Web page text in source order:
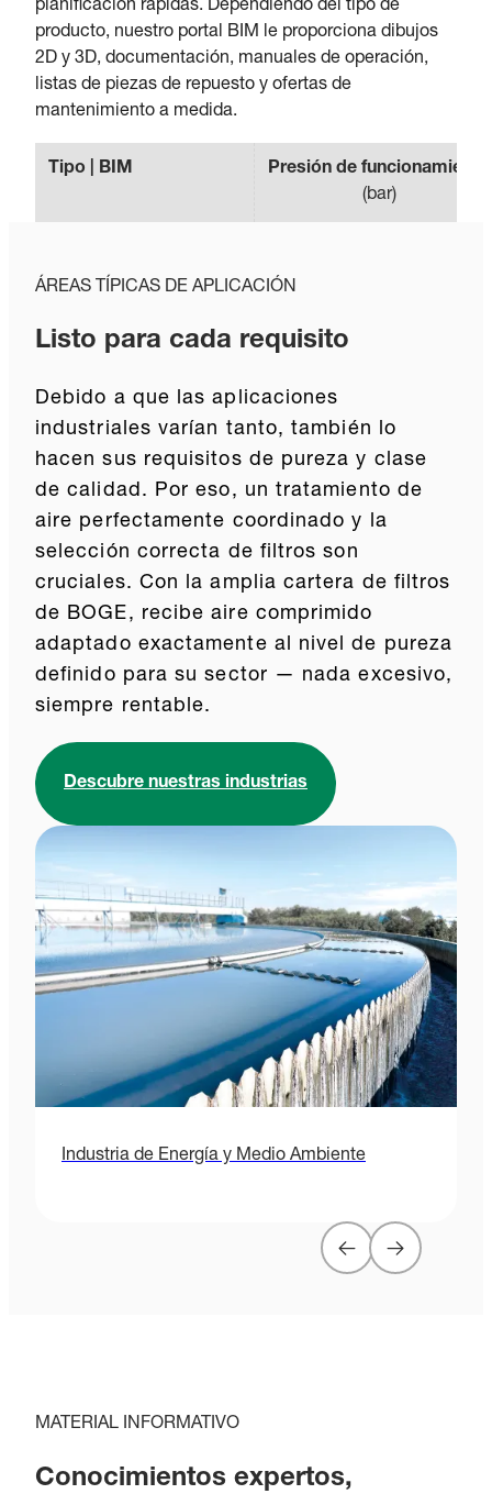
planificación rápidas. Dependiendo del tipo de
producto, nuestro portal BIM le proporciona dibujos
2D y 3D, documentación, manuales de operación,
listas de piezas de repuesto y ofertas de
mantenimiento a medida.
Tipo | BIM
Presión de funcionamiento
(bar)
ÁREAS TÍPICAS DE APLICACIÓN
Listo para cada requisito
Debido a que las aplicaciones
industriales varían tanto, también lo
hacen sus requisitos de pureza y clase
de calidad. Por eso, un tratamiento de
aire perfectamente coordinado y la
selección correcta de filtros son
cruciales. Con la amplia cartera de filtros
de BOGE, recibe aire comprimido
adaptado exactamente al nivel de pureza
definido para su sector — nada excesivo,
siempre rentable.
Descubre nuestras industrias
Industria de Energía y Medio Ambiente
MATERIAL INFORMATIVO
Conocimientos expertos,